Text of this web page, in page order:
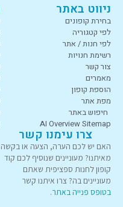
ניווט באתר
בחירת קופונים
לפי קטגוריה
לפי חנות / אתר
רשימת חנויות
צור קשר
מאמרים
הוספת קופון
מפת אתר
חיפוש באתר
AI Overview Sitemap
צרו עימנו קשר
האם יש לכם הערה, הצעה או בקשה
מאיתנו? מעוניינים שנוסיף לכם קוד
קופון לחנות ספציפית שאתם
מעוניינים בה? צרו איתנו קשר
בטופס פנייה באתר.